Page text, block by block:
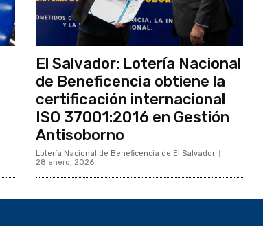
El Salvador: Lotería Nacional
de Beneficencia obtiene la
certificación internacional
ISO 37001:2016 en Gestión
Antisoborno
Lotería Nacional de Beneficencia de El Salvador
28 enero, 2026